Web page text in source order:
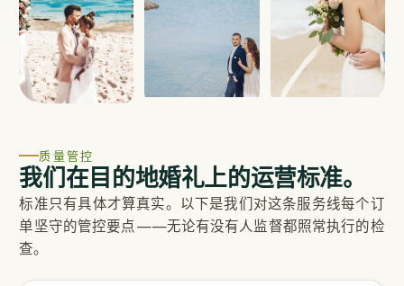
质量管控
我们在目的地婚礼上的运营标准。
标准只有具体才算真实。以下是我们对这条服务线每个订
单坚守的管控要点——无论有没有人监督都照常执行的检
查。